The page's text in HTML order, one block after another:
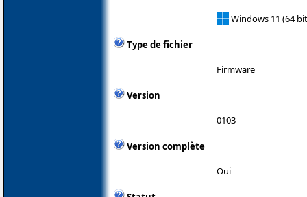
Windows 11 (64
Type de fichier
Firmware
Version
0103
Version complète
Oui